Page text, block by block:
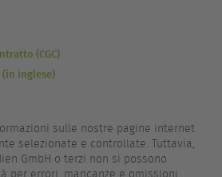
(CGC)
inglese)
sulle nostre pagine internet
selezionate e controllate. Tuttavia,
GmbH o terzi non si possono